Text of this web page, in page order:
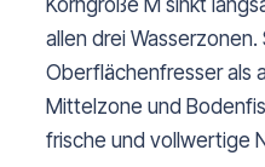
Korngröße M sinkt
allen drei
Oberflächenfresser als
Mittelzone und
frische und vollwertige